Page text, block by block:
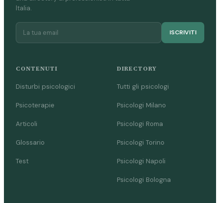
Italia.
ISCRIVITI
CONTENUTI
Disturbi psicologici
Psicoterapie
Articoli
Glossario
Test
DIRECTORY
Tutti gli psicologi
Psicologi Milano
Psicologi Roma
Psicologi Torino
Psicologi Napoli
Psicologi Bologna